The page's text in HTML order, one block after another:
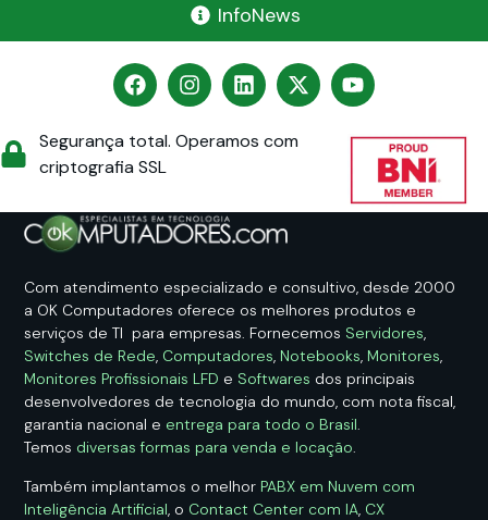
InfoNews
Segurança total. Operamos com
criptografia SSL
Com atendimento especializado e consultivo, desde 2000
a OK Computadores oferece os melhores produtos e
serviços de TI para empresas. Fornecemos Servidores,
Switches de Rede, Computadores, Notebooks, Monitores,
Monitores Profissionais LFD e Softwares dos principais
desenvolvedores de tecnologia do mundo, com nota fiscal,
garantia nacional e entrega para todo o Brasil.
Temos diversas formas para venda e locação.
Também implantamos o melhor PABX em Nuvem com
Inteligência Artificial , o Contact Center com IA CX